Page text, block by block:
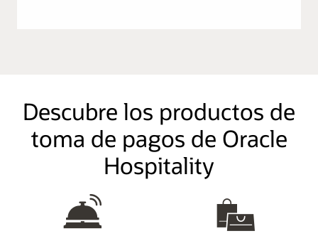
Descubre los productos de
toma de pagos de Oracle
Hospitality